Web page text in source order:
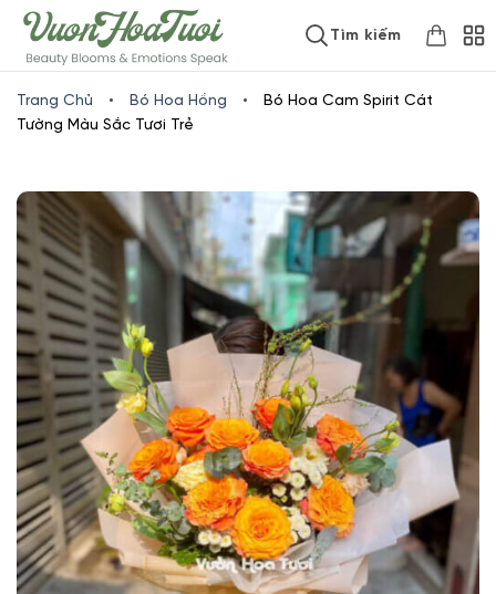
www.vuonhoatuoi.vnSkip
to
content
Tìm kiếm
Trang Chủ • Bó Hoa Hồng •
Bó Hoa Cam Spirit Cát
Tường Màu Sắc Tươi Trẻ